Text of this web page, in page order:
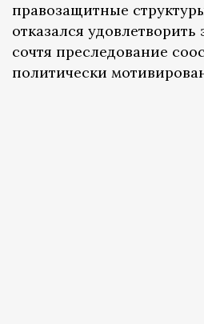
правозащитные
отказался
сочтя преследование
политически